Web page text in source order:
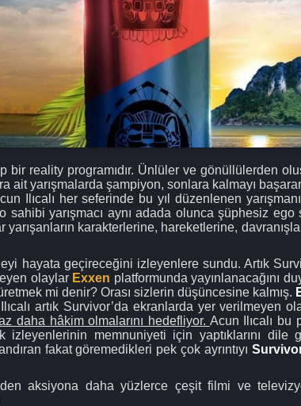
reality programıdır. Ünlüler ve gönüllülerden
ait yarışmalarda şampiyon, sonlara kalmayı
Ilıcalı her seferinde bu yıl düzenlenen
yarışmacı aynı adada olunca şüphesiz ego
karakterlerine, hareketlerine,
hayata geçireceğini izleyenlere sundu. Artık
olaylar Exxen platformunda yayınlanacağını
mi denir? Orası sizlerin düşüncesine kalmış.
artık Survivor’da ekranlarda yer verilmeyen
daha hâkim olmalarını hedefliyor. Acun Ilıcalı bu
izleyenlerinin memnuniyeti için yaptıklarını dile
fakat göremedikleri pek çok ayrıntıyı
aksiyona daha yüzlerce çeşit filmi ve